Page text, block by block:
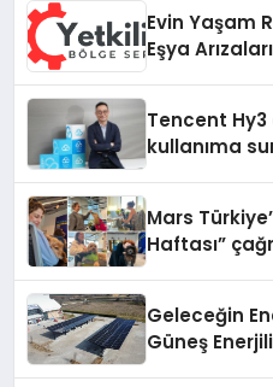
Evin Yaşam
Eşya
Tencent
kullanıma
Mars
Haftası”
Geleceğin
Güneş